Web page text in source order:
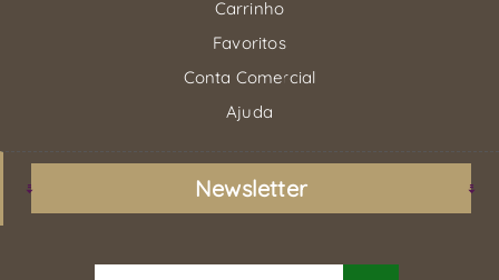
Carrinho
Favoritos
Conta Comercial
Ajuda
Newsletter